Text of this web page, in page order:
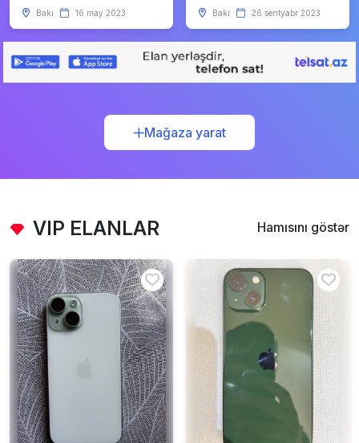
Bakı 16 may 2023 Bakı 26 sentyabr 2023
Mağaza yarat
VIP ELANLAR Hamısını göstər